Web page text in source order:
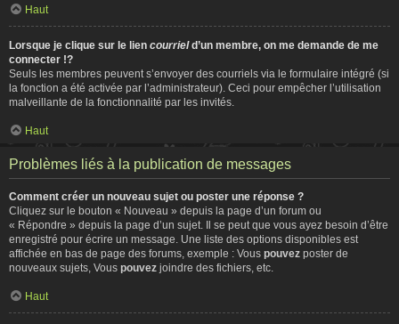
Haut
Lorsque je clique sur le lien courrield’un membre, on me demande de me
connecter !?
Seuls les membres peuvent s’envoyer des courriels via le formulaire intégré (si
la fonction a été activée par l’administrateur). Ceci pour empêcher l’utilisation
malveillante de la fonctionnalité par les invités.
Haut
Problèmes liés à la publication de messages
Comment créer un nouveau sujet ou poster une réponse ?
Cliquez sur le bouton « Nouveau » depuis la page d’un forum ou
« Répondre » depuis la page d’un sujet. Il se peut que vous ayez besoin d’être
enregistré pour écrire un message. Une liste des options disponibles est
affichée en bas de page des forums, exemple : Vous pouvez poster de
nouveaux sujets, Vous pouvez joindre des fichiers, etc.
Haut